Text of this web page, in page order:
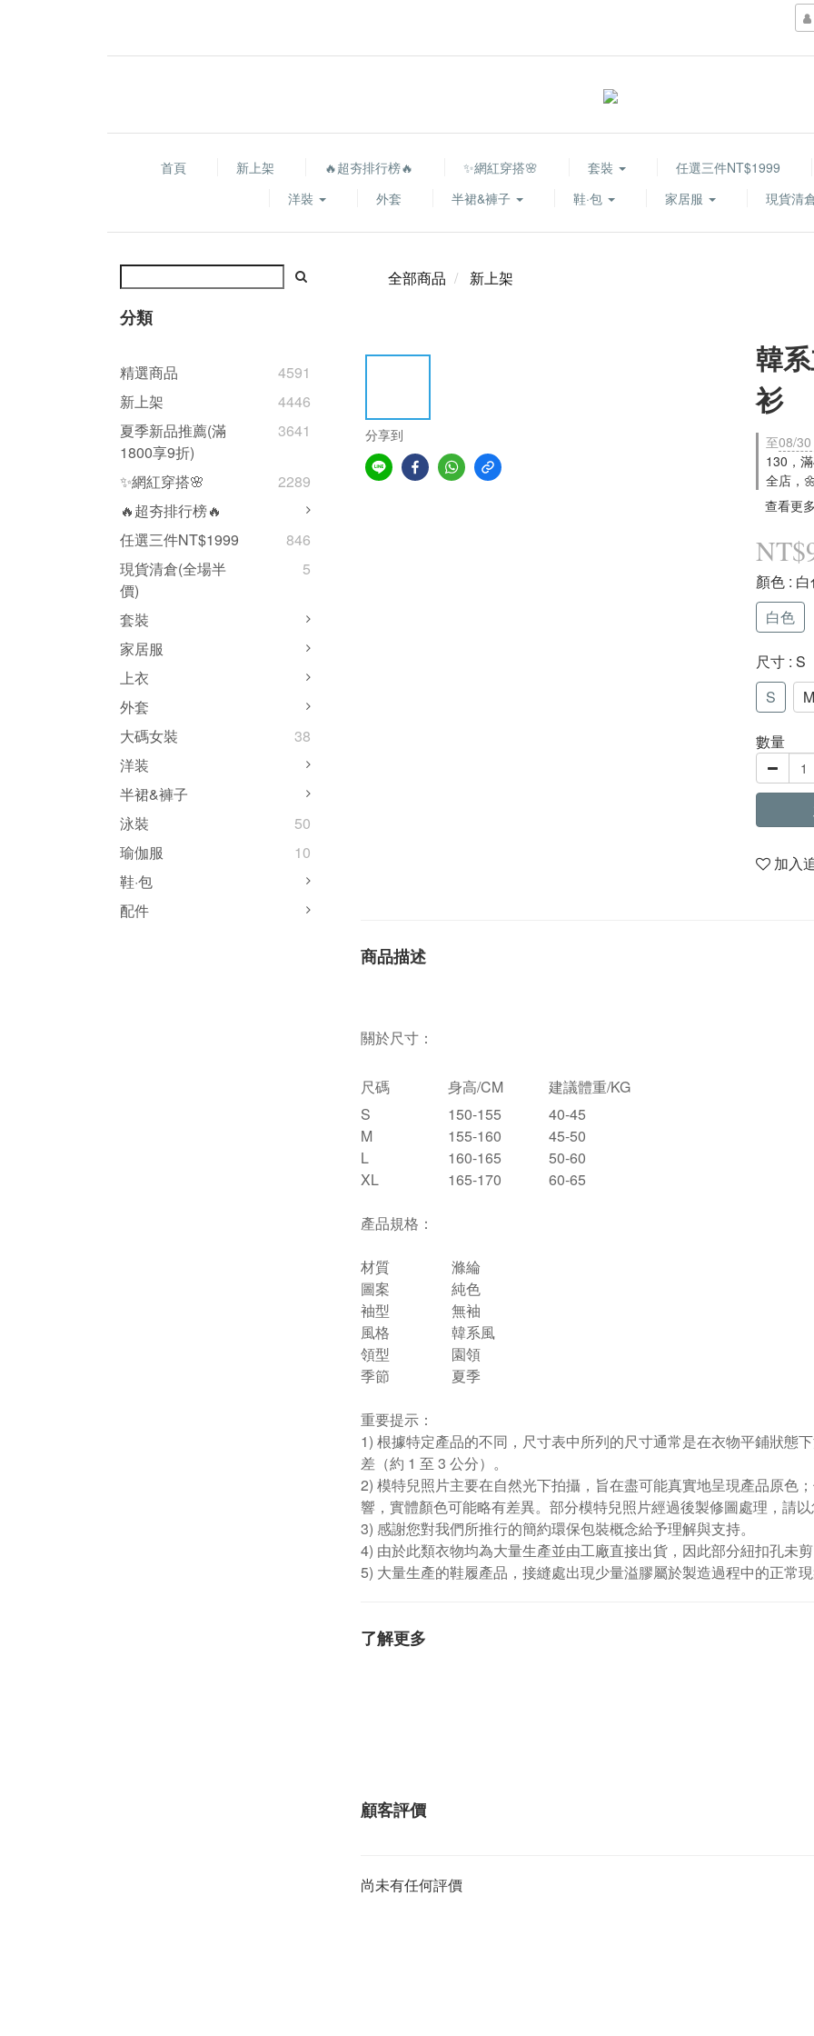
首頁 新上架 🔥超夯排行榜🔥 ✨網紅穿搭🌸 套裝
任選三件NT$1999
洋裝
外套 半裙&褲子 鞋·包 家居服 現貨清
分類
精選商品
4591
新上架
4446
夏季新品推薦(滿
1800享9折)
3641
✨網紅穿搭🌸
2289
🔥超夯排行榜🔥
任選三件NT$1999
846
現貨清倉(全場半
價)
5
套裝
家居服
上衣
外套
大碼女裝
38
洋装
半裙&褲子
泳裝
50
瑜伽服
10
鞋·包
配件
全部商品 新上架
分享到
韓
衫
至08/
130，
全店，
查看更
顏色 :
白色
尺寸 : S
S
M
數量
加入
商品描述
關於尺寸：
尺碼 身高/CM
建議體重/KG
S
150-155
40-45
M
155-160
45-50
L
160-165
50-60
XL
165-170 60-65
產品規格：
材質
滌綸
圖案
純色
袖型
無袖
風格
韓系風
領型
園領
季節
夏季
重要提示：
1) 根據特定產品的不同，尺寸表中所列的尺寸通常是在衣物平鋪狀態
差（約 1 至 3 公分）。
2) 模特兒照片主要在自然光下拍攝，旨在盡可能真實地呈現產品原色
響，實體顏色可能略有差異。部分模特兒照片經過後製修圖處理，請
3) 感謝您對我們所推行的簡約環保包裝概念給予理解與支持。
4) 由於此類衣物均為大量生產並由工廠直接出貨，因此部分紐扣孔未
5) 大量生產的鞋履產品，接縫處出現少量溢膠屬於製造過程中的正常
了解更多
顧客評價
尚未有任何評價